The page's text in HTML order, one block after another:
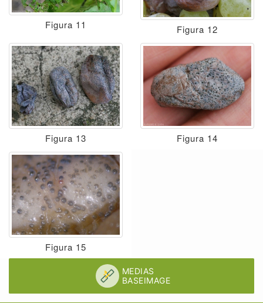
Figura 11 Figura 12
Figura 13 Figura 14
Figura 15